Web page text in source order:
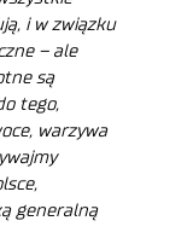
i w związku
– ale
są
tego,
warzywa
generalną